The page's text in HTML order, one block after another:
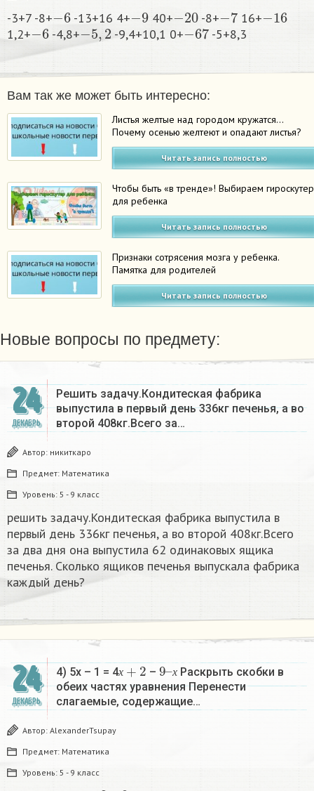
-3+7 -8+
6
-13+16 4+
9
40+
20
-8+
7
16+
16
1,2+
−6
-4,8+
−5,2
-9,4+10,1 0+
−67
-5+8,3​
Вам так же может быть интересно:
Листья желтые над городом кружатся…
Почему осенью желтеют и опадают листья?
Читать запись полностью
Чтобы быть «в тренде»! Выбираем гироскутер
для ребенка
Читать запись полностью
Признаки сотрясения мозга у ребенка.
Памятка для родителей
Читать запись полностью
Новые вопросы по предмету:
24
ДЕКАБРЬ
Решить задачу.Кондитеская фабрика
выпустила в первый день 336кг печенья, а во
второй 408кг.Всего за…
Автор: никиткаро
Предмет: Математика
Уровень: 5 - 9 класс
решить задачу.Кондитеская фабрика выпустила в
первый день 336кг печенья, а во второй 408кг.Всего
за два дня она выпустила 62 одинаковых ящика
печенья. Сколько ящиков печенья выпускала фабрика
каждый день?
24
ДЕКАБРЬ
4) 5х – 1 = 4х
х+2
– х
9–
х
Раскрыть скобки в
обеих частях уравнения Перенести
слагаемые, содержащие…
Автор: AlexanderTsupay
Предмет: Математика
Уровень: 5 - 9 класс
9х